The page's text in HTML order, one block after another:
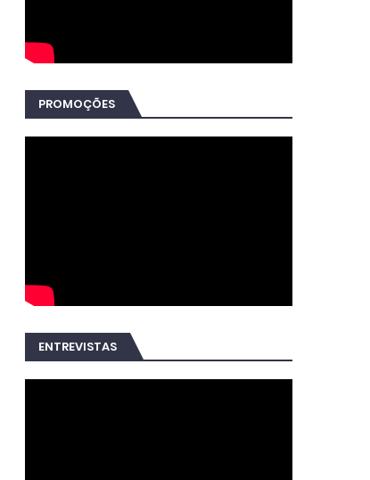
PROMOÇÕES
ENTREVISTAS